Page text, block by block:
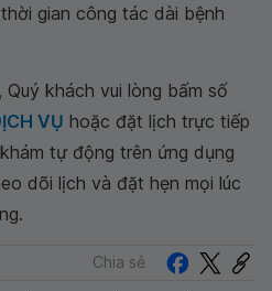
gian công tác dài bệnh
khách vui lòng bấm số
VỤ hoặc đặt lịch trực tiếp
tự động trên ứng dụng
dõi lịch và đặt hẹn mọi lúc
Chia sẻ